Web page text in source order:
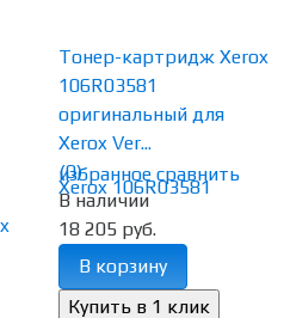
избранное сравнить
Тонер-картридж Xerox
106R03581
оригинальный для
Xerox Ver...
(0)
В наличии
18 205 руб.
В корзину